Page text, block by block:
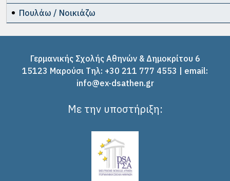
Πουλάω / Νοικιάζω
Γερμανικής Σχολής Αθηνών & Δημοκρίτου 6
15123 Μαρούσι Tηλ: +30 211 777 4553 | email:
info@ex-dsathen.gr
Με την υποστήριξη: